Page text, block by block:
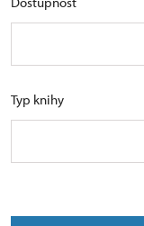
Typ knihy